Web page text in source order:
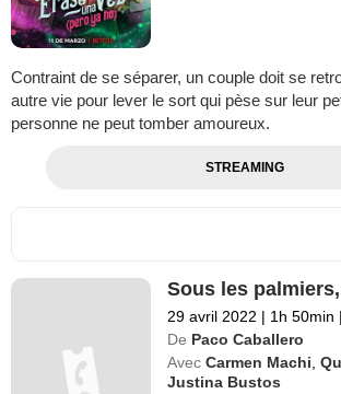
Contraint de se séparer, un couple doit se
autre vie pour lever le sort qui pèse sur leur
personne ne peut tomber amoureux.
STREAMING
Sous les
29 avril 2022 | 1h 50min |
De Paco Caballero
Avec Carmen Machi ,
Justina Bustos